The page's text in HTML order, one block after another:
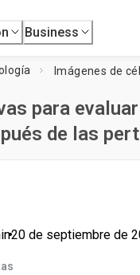
Business
para
de las
•20 de septiembre de